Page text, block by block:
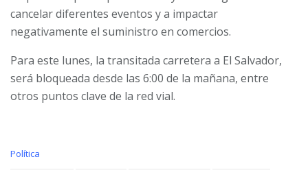
cancelar diferentes eventos y a impactar
negativamente el suministro en comercios.
Para este lunes, la transitada carretera a El Salvador,
será bloqueada desde las 6:00 de la mañana, entre
otros puntos clave de la red vial.
C
Política